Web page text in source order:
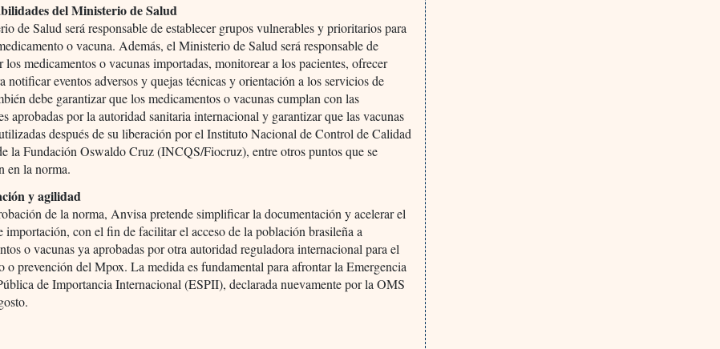
del Ministerio de Salud
de Salud será responsable de establecer grupos vulnerables y prioritarios para
o vacuna. Además, el Ministerio de Salud será responsable de
los medicamentos o vacunas importadas, monitorear a los pacientes, ofrecer
notificar eventos adversos y quejas técnicas y orientación a los servicios de
debe garantizar que los medicamentos o vacunas cumplan con las
aprobadas por la autoridad sanitaria internacional y garantizar que las vacunas
después de su liberación por el Instituto Nacional de Control de Calidad
la Fundación Oswaldo Cruz (INCQS/Fiocruz), entre otros puntos que se
en la norma.
y agilidad
de la norma, Anvisa pretende simplificar la documentación y acelerar el
importación, con el fin de facilitar el acceso de la población brasileña a
o vacunas ya aprobadas por otra autoridad reguladora internacional para el
o prevención del Mpox. La medida es fundamental para afrontar la Emergencia
de Importancia Internacional (ESPII), declarada nuevamente por la OMS